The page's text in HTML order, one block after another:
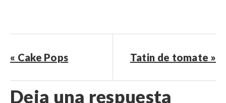
« Cake Pops Tatin de tomate »
Deja una respuesta